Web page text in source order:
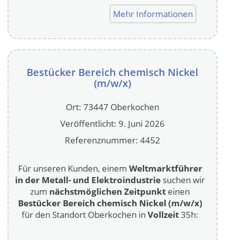
Mehr Informationen
Bestücker Bereich chemisch Nickel
(m/w/x)
Ort: 73447 Oberkochen
Veröffentlicht: 9. Juni 2026
Referenznummer: 4452
Für unseren Kunden, einem Weltmarktführer
in der Metall- und Elektroindustrie suchen wir
zum nächstmöglichen Zeitpunkt einen
Bestücker Bereich chemisch Nickel (m/w/x)
für den Standort Oberkochen in Vollzeit35h: